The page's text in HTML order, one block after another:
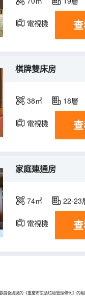
電視機 冰箱
棋牌雙床房
38㎡ 18層
電視機 冰箱
家庭連通房
74㎡ 22-23
電視機 冰箱
員會通過的《重慶市生活垃圾管理條例》的